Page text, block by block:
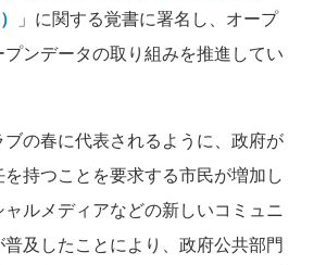
」に関する覚書に署名し、オープ
ンデータの取り組みを推進してい
の春に代表されるように、政府が
持つことを要求する市民が増加し
ルメディアなどの新しいコミュニ
及したことにより、政府公共部門